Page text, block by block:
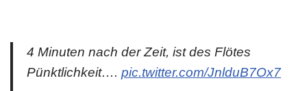
4 Minuten nach der Zeit, ist des Flötes
Pünktlichkeit…. pic.twitter.com/JnlduB7Ox7